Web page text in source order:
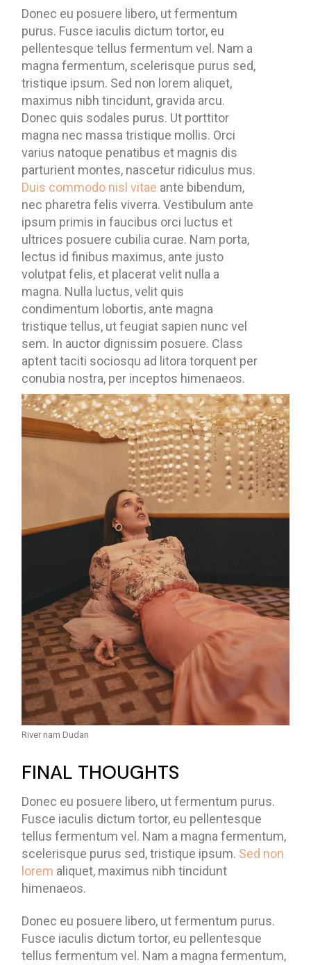
Donec eu posuere libero, ut fermentum
purus. Fusce iaculis dictum tortor, eu
pellentesque tellus fermentum vel. Nam a
magna fermentum, scelerisque purus sed,
tristique ipsum. Sed non lorem aliquet,
maximus nibh tincidunt, gravida arcu.
Donec quis sodales purus. Ut porttitor
magna nec massa tristique mollis. Orci
varius natoque penatibus et magnis dis
parturient montes, nascetur ridiculus mus.
Duis commodo nisl vitae ante bibendum,
nec pharetra felis viverra. Vestibulum ante
ipsum primis in faucibus orci luctus et
ultrices posuere cubilia curae. Nam porta,
lectus id finibus maximus, ante justo
volutpat felis, et placerat velit nulla a
magna. Nulla luctus, velit quis
condimentum lobortis, ante magna
tristique tellus, ut feugiat sapien nunc vel
sem. In auctor dignissim posuere. Class
aptent taciti sociosqu ad litora torquent per
conubia nostra, per inceptos himenaeos.
River nam Dudan
FINAL THOUGHTS
Donec eu posuere libero, ut fermentum purus.
Fusce iaculis dictum tortor, eu pellentesque
tellus fermentum vel. Nam a magna fermentum,
scelerisque purus sed, tristique ipsum. Sed non
lorem aliquet, maximus nibh tincidunt
himenaeos.
Donec eu posuere libero, ut fermentum purus.
Fusce iaculis dictum tortor, eu pellentesque
tellus fermentum vel. Nam a magna fermentum,